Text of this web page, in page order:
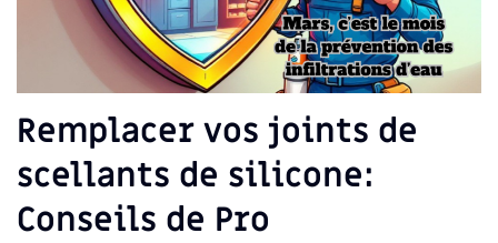
Remplacer vos joints de
scellants de silicone:
Conseils de Pro